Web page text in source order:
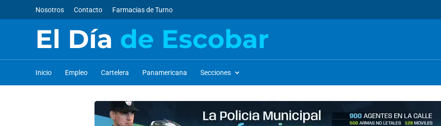
Nosotros Contacto Farmacias de Turno
El Día de Escobar
Inicio Empleo Cartelera Panamericana Secciones